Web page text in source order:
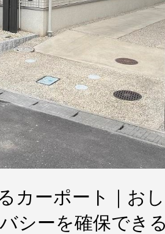
カーポート｜お
シーを確保でき